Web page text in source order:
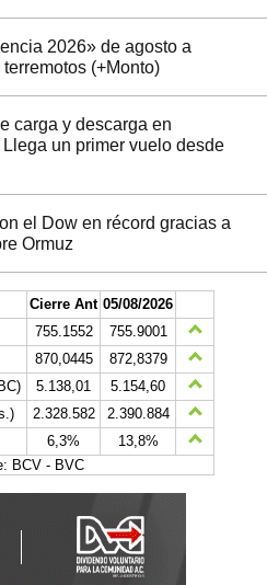
2026» de agosto a
(+Monto)
carga y descarga en
un primer vuelo desde
el Dow en récord gracias a
Ormuz
Cierre Ant 05/08/2026
755.1552
755.9001
870,0445
872,8379
5.138,01
5.154,60
2.328.582
2.390.884
6,3%
13,8%
BCV - BVC